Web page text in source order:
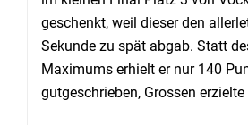
geschenkt, weil dieser den
Sekunde zu spät abgab. Statt
Maximums erhielt er nur 140
gutgeschrieben, Grossen